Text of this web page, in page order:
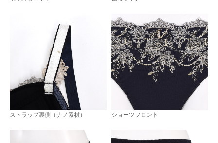
ストラップ裏側（ナノ素材） ショーツフロント